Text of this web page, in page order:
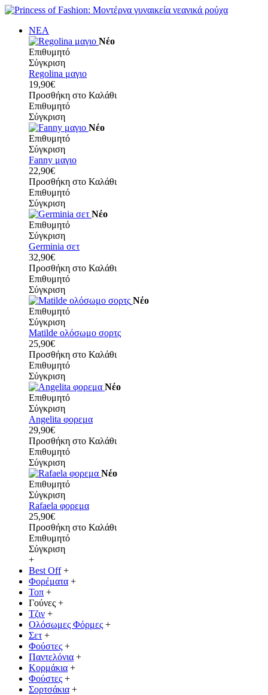
ΝΕΑ
Νέο
Επιθυμητό
Σύγκριση
Regolina μαγιο
19,90€
Προσθήκη στο Καλάθι
Επιθυμητό
Σύγκριση
Νέο
Επιθυμητό
Σύγκριση
Fanny μαγιο
22,90€
Προσθήκη στο Καλάθι
Επιθυμητό
Σύγκριση
Νέο
Επιθυμητό
Σύγκριση
Germinia σετ
32,90€
Προσθήκη στο Καλάθι
Επιθυμητό
Σύγκριση
Νέο
Επιθυμητό
Σύγκριση
Matilde ολόσωμο σορτς
25,90€
Προσθήκη στο Καλάθι
Επιθυμητό
Σύγκριση
Νέο
Επιθυμητό
Σύγκριση
Angelita φορεμα
29,90€
Προσθήκη στο Καλάθι
Επιθυμητό
Σύγκριση
Νέο
Επιθυμητό
Σύγκριση
Rafaela φορεμα
25,90€
Προσθήκη στο Καλάθι
Επιθυμητό
Σύγκριση
+
Best Off +
Φορέματα +
Τοπ +
Γούνες +
Τζιν +
Ολόσωμες Φόρμες +
Σετ +
Φούστες +
Παντελόνια +
Κορμάκια +
Φούστες +
Σορτσάκια +